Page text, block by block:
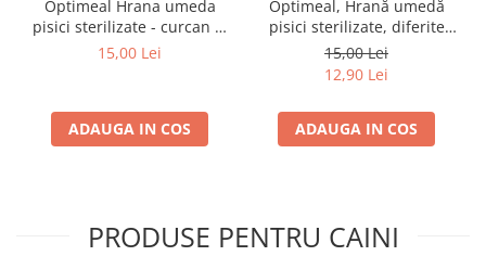
Optimeal Hrana umeda
pisici sterilizate - curcan si
pui in sos, set 3+1,
15,00 Lei
ADAUGA IN COS
Optimeal, Hrană umedă
pisici sterilizate, diferite
arome, (3+1), 0.34kg
15,00 Lei
12,90 Lei
ADAUGA IN COS
PRODUSE PENTRU CAINI